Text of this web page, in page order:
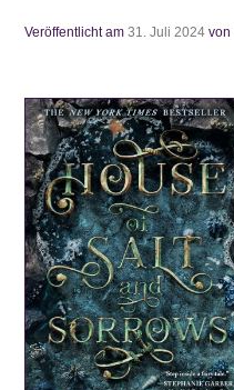
Veröffentlicht am31. Juli 2024 von